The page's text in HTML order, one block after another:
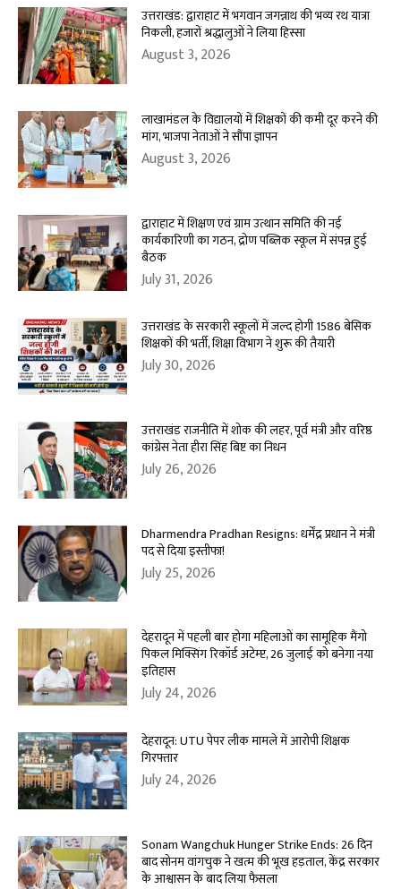
उत्तराखंड: द्वाराहाट में भगवान जगन्नाथ की भव्य रथ यात्रा
निकली, हजारों श्रद्धालुओं ने लिया हिस्सा
August 3, 2026
लाखामंडल के विद्यालयों में शिक्षकों की कमी दूर करने की
मांग, भाजपा नेताओं ने सौंपा ज्ञापन
August 3, 2026
द्वाराहाट में शिक्षण एवं ग्राम उत्थान समिति की नई
कार्यकारिणी का गठन, द्रोण पब्लिक स्कूल में संपन्न हुई
बैठक
July 31, 2026
उत्तराखंड के सरकारी स्कूलों में जल्द होगी 1586 बेसिक
शिक्षकों की भर्ती, शिक्षा विभाग ने शुरू की तैयारी
July 30, 2026
उत्तराखंड राजनीति में शोक की लहर, पूर्व मंत्री और वरिष्ठ
कांग्रेस नेता हीरा सिंह बिष्ट का निधन
July 26, 2026
Dharmendra Pradhan Resigns: धर्मेंद्र प्रधान ने मंत्री
पद से दिया इस्तीफा!
July 25, 2026
देहरादून में पहली बार होगा महिलाओं का सामूहिक मैंगो
पिकल मिक्सिंग रिकॉर्ड अटेम्प्ट, 26 जुलाई को बनेगा नया
इतिहास
July 24, 2026
देहरादून: UTU पेपर लीक मामले में आरोपी शिक्षक
गिरफ्तार
July 24, 2026
Sonam Wangchuk Hunger Strike Ends: 26 दिन
बाद सोनम वांगचुक ने खत्म की भूख हड़ताल, केंद्र सरकार
के आश्वासन के बाद लिया फैसला